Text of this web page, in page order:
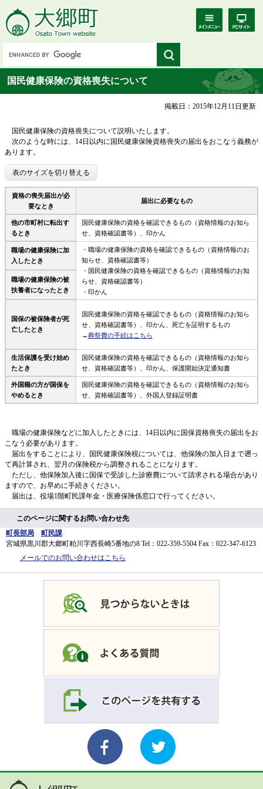
国民健康保険の資格喪失について
掲載日：2015年12月11日更新
国民健康保険の資格喪失について説明いたします。
次のような時には、14日以内に国民健康保険資格喪失の届出をおこなう義務が
あります。
表のサイズを切り替える
資格の喪失届出が必
要なとき
届出に必要なもの
他の市町村に転出す
るとき
国民健康保険の資格を確認できるもの（資格情報のお知ら
せ、資格確認書等）、印かん
職場の健康保険に加
入したとき
・職場の健康保険の資格を確認できるもの（資格情報のお
知らせ、資格確認書等）
・国民健康保険の資格を確認できるもの（資格情報のお知
らせ、資格確認書等）
・印かん
職場の健康保険の被
扶養者になったとき
国保の被保険者が死
亡したとき
国民健康保険の資格を確認できるもの（資格情報のお知ら
せ、資格確認書等）、印かん、死亡を証明するもの
→葬祭費の手続はこちら
生活保護を受け始め
たとき
国民健康保険の資格を確認できるもの（資格情報のお知ら
せ、資格確認書等）、印かん、保護開始決定通知書
外国籍の方が国保を
やめるとき
国民健康保険の資格を確認できるもの（資格情報のお知ら
せ、資格確認書等）、外国人登録証明書
職場の健康保険などに加入したときには、14日以内に国保資格喪失の届出をお
こなう必要があります。
届出をすることにより、国民健康保険税については、他保険の加入日まで遡っ
て再計算され、翌月の保険税から調整されることになります。
ただし、他保険加入後に国保で受診した診療費について請求される場合があり
ますので、お早めに手続きください。
届出は、役場1階町民課年金・医療保険係窓口で行ってください。
このページに関するお問い合わせ先
町長部局
町民課
宮城県黒川郡大郷町粕川字西長崎5番地の8 Tel：022-359-5504 Fax：022-347-6123
メールでのお問い合わせはこちら